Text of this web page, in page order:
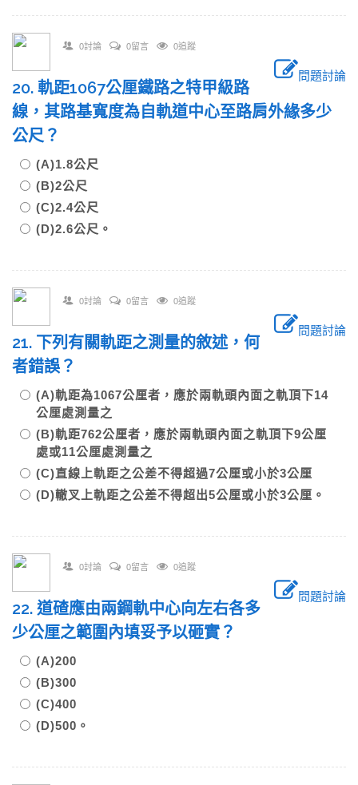
0討論 0留言 0追蹤
問題討論
20. 軌距1067公厘鐵路之特甲級路
線，其路基寬度為自軌道中心至路肩外緣多少
公尺？
(A)1.8公尺
(B)2公尺
(C)2.4公尺
(D)2.6公尺。
0討論 0留言 0追蹤
問題討論
21. 下列有關軌距之測量的敘述，何
者錯誤？
(A)軌距為1067公厘者，應於兩軌頭內面之軌頂下14
公厘處測量之
(B)軌距762公厘者，應於兩軌頭內面之軌頂下9公厘
處或11公厘處測量之
(C)直線上軌距之公差不得超過7公厘或小於3公厘
(D)轍叉上軌距之公差不得超出5公厘或小於3公厘。
0討論 0留言 0追蹤
問題討論
22. 道碴應由兩鋼軌中心向左右各多
少公厘之範圍內填妥予以砸實？
(A)200
(B)300
(C)400
(D)500。